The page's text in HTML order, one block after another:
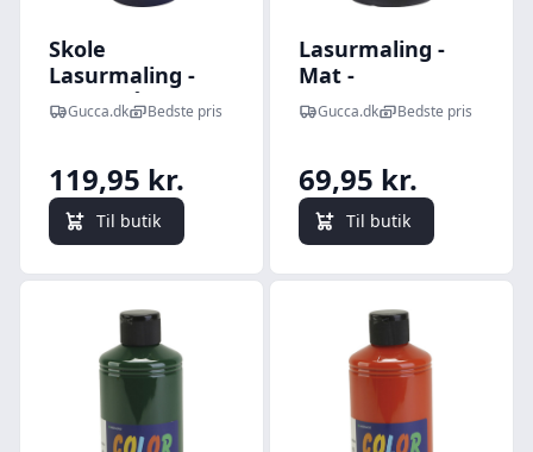
Skole
Lasurmaling -
Mørk Blå - 500 Ml
Gucca.dk Bedste pris
119,95 kr.
Til butik
Lasurmaling -
Mat -
Transparent -
Sort - 500 Ml
Gucca.dk Bedste pris
69,95 kr.
Til butik